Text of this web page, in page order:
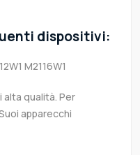
dispositivi:
M2116W1
alta qualità. Per
apparecchi